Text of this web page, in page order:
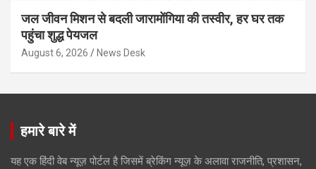
जल जीवन मिशन से बदली जारामोंगिया की तस्वीर, हर घर तक
पहुंचा शुद्ध पेयजल
August 6, 2026 News Desk
हमारे बारे में
यह एक हिंदी वेब न्यूज़ पोर्टल है जिसमें ब्रेकिंग न्यूज़ के अलावा राजनीति, प्रशासन,